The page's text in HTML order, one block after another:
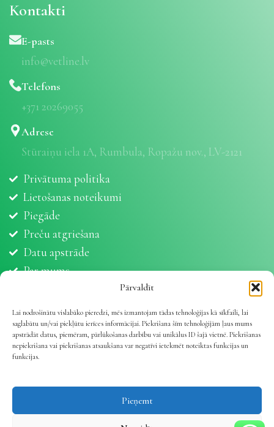
Pārvaldīt
Lai nodrošinātu vislabāko pieredzi, mēs izmantojam tādas tehnoloģijas kā sīkfaili, lai
saglabātu un/vai piekļūtu ierīces informācijai. Piekrišana šīm tehnoloģijām ļaus mums
apstrādāt datus, piemēram, pārlūkošanas darbību vai unikālus ID šajā vietnē. Piekrišanas
nepiekrišana vai piekrišanas atsaukšana var negatīvi ietekmēt noteiktas funkcijas un
funkcijas.
Pieņemt
Kontakti
E-pasts
info@vetline.lv
Telefons
+371 20269055
Adrese
Stūraiņu iela 1A, Rumbula, Ropažu nov., LV-2121
Privātuma politika
Lietošanas noteikumi
Piegāde
Preču atgriešana
Datu apstrāde
Par mums
Sīkdatnes